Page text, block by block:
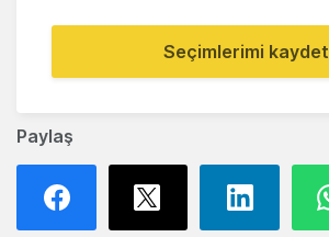
Paylaş
Seçimlerimi kaydet